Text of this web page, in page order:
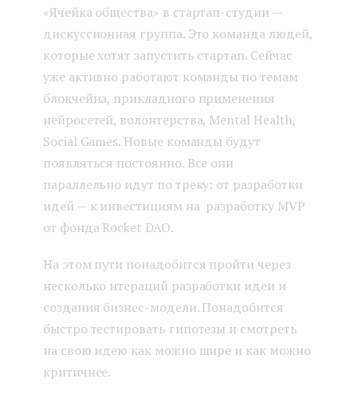
«Ячейка общества» в стартап-студии —
дискуссионная группа. Это команда людей,
которые хотят запустить стартап. Сейчас
уже активно работают команды по темам
блокчейна, прикладного применения
нейросетей, волонтерства, Mental Health,
Social Games. Новые команды будут
появляться постоянно. Все они
параллельно идут по треку: от разработки
идей — к инвестициям на разработку MVP
от фонда Rocket DAO.
На этом пути понадобится пройти через
несколько итераций разработки идеи и
создания бизнес-модели. Понадобится
быстро тестировать гипотезы и смотреть
на свою идею как можно шире и как можно
критичнее.